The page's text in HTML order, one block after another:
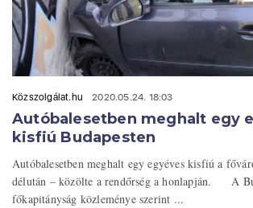
Közszolgálat.hu 2020.05.24. 18:03
Autóbalesetben meghalt egy
kisfiú Budapesten
Autóbalesetben meghalt egy egyéves kisfiú a
délután – közölte a rendőrség a honlapján. A
főkapitányság közleménye szerint ...